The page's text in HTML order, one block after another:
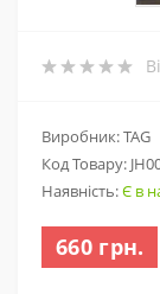
Виробник: TAG
Код Товару:
Наявність:Є в
660 грн.